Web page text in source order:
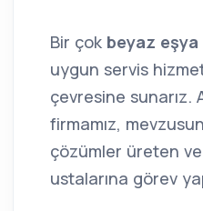
Bir çok beyaz eşya
uygun servis
çevresine sunarız.
firmamız,
çözümler üreten ve
ustalarına görev